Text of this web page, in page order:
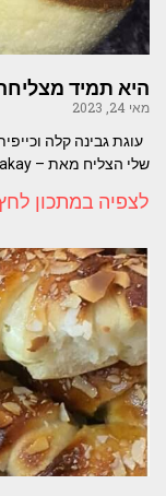
היא תמיד
מאי 24, 2023
עוגת גבינה קלה
שלי הצליח מאת – Orpaz Hen Zakay המרכיבים – 6 ביצים 750
לצפיה במתכון